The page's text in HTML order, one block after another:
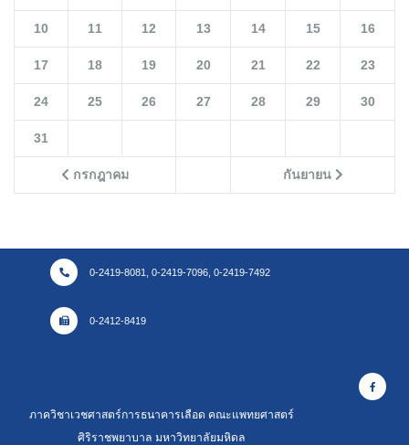
กรกฎาคม กันยายน
10 11 12 13 14 15 16
17 18 19 20 21 22 23
24 25 26 27 28 29 30
31
0-2419-8081, 0-2419-7096, 0-2419-7492
0-2412-8419
ภาควิชาเวชศาสตร์การธนาคารเลือด คณะแพทยศาสตร์
ศิริราชพยาบาล มหาวิทยาลัยมหิดล